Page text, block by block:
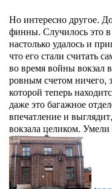
Но интересно другое.
финны. Случилось это
настолько удалось и
что его стали считать
во время войны вокзал
ровным счетом ничего,
которой теперь
даже это багажное
впечатление и
вокзала целиком.